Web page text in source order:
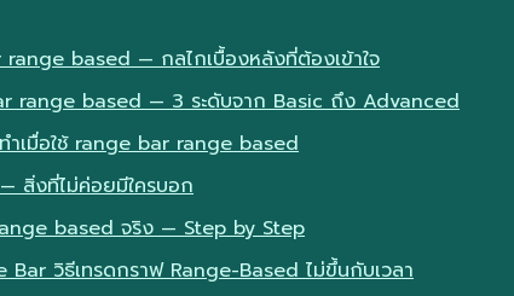
based — กลไกเบื้องหลังที่ต้องเข้าใจ
range based — 3 ระดับจาก Basic ถึง Advanced
เมื่อใช้ range bar range based
สิ่งที่ไม่ค่อยมีใครบอก
based จริง — Step by Step
วิธีเทรดกราฟ Range-Based ไม่ขึ้นกับเวลา